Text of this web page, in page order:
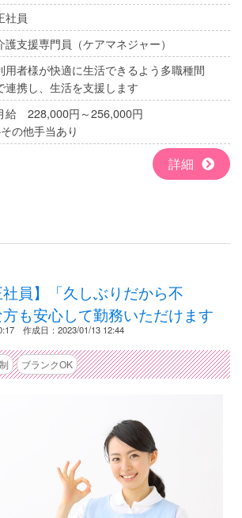
社員
護支援専門員（ケアマネジャー）
用者様が快適に生活できるよう多職種間
連携し、生活を支援します
給 228,000円～256,000円
の他手当あり
詳細
社員】「久しぶりだから不
も安心して勤務いただけます
作成日：2023/01/13 12:44
ブランクOK